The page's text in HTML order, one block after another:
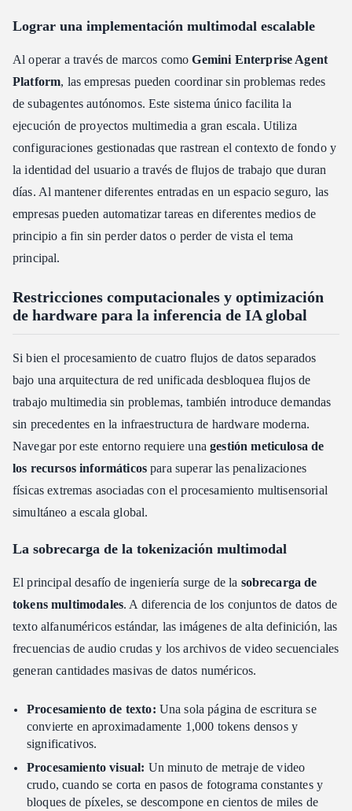
Lograr una implementación multimodal escalable
Al operar a través de marcos comoGemini Enterprise Agent
Platform, las empresas pueden coordinar sin problemas redes
de subagentes autónomos. Este sistema único facilita la
ejecución de proyectos multimedia a gran escala. Utiliza
configuraciones gestionadas que rastrean el contexto de fondo y
la identidad del usuario a través de flujos de trabajo que duran
días. Al mantener diferentes entradas en un espacio seguro, las
empresas pueden automatizar tareas en diferentes medios de
principio a fin sin perder datos o perder de vista el tema
principal.
Restricciones computacionales y optimización
de hardware para la inferencia de IA global
Si bien el procesamiento de cuatro flujos de datos separados
bajo una arquitectura de red unificada desbloquea flujos de
trabajo multimedia sin problemas, también introduce demandas
sin precedentes en la infraestructura de hardware moderna.
Navegar por este entorno requiere unagestión meticulosa de
los recursos informáticos para superar las penalizaciones
físicas extremas asociadas con el procesamiento multisensorial
simultáneo a escala global.
La sobrecarga de la tokenización multimodal
El principal desafío de ingeniería surge de la sobrecarga de
tokens multimodales. A diferencia de los conjuntos de datos de
texto alfanuméricos estándar, las imágenes de alta definición, las
frecuencias de audio crudas y los archivos de video secuenciales
generan cantidades masivas de datos numéricos.
Procesamiento de texto: Una sola página de escritura se
convierte en aproximadamente 1,000 tokens densos y
significativos.
Procesamiento visual: Un minuto de metraje de video
crudo, cuando se corta en pasos de fotograma constantes y
bloques de píxeles, se descompone en cientos de miles de